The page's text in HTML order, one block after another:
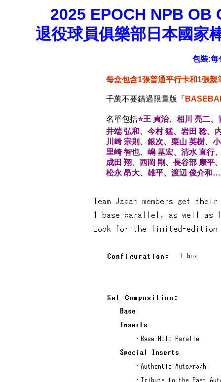
2025 EPOCH NPB
退役球員俱樂部日本國家
包裝:每
每盒包含1張普通平行卡和1張親
千萬不要錯過限量版 「
名單包括⭐王 貞治、相川 亮二
井端 弘和、今村 猛、岩田 稔、
川﨑 宗則、銀次、栗山 英樹、
里崎 智也、嶋 基宏、清水 直行
成田 翔、西岡 剛、長谷部 康平
松永 昂大、雄平、渡辺 俊介和